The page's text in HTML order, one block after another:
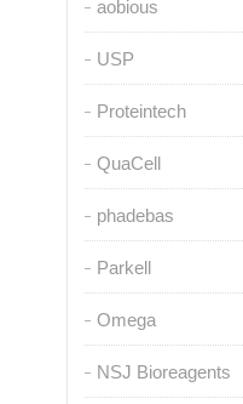
aobious
USP
Proteintech
QuaCell
phadebas
Parkell
Omega
NSJ Bioreagents